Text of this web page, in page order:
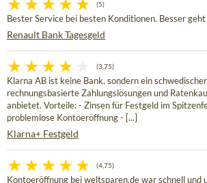
(5)
Bester Service bei besten Konditionen. Besser
Renault Bank Tagesgeld
(3,75)
Klarna AB ist keine Bank, sondern ein
rechnungsbasierte Zahlungslösungen und
anbietet. Vorteile: - Zinsen für Festgeld im
problemlose Kontoeröffnung - [...]
Klarna+ Festgeld
(4,75)
Kontoeröffnung bei weltsparen.de war schnell und